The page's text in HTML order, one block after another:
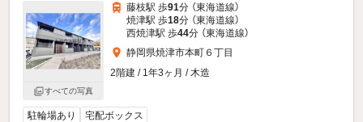
すべての写真
藤枝駅 歩91分 （東海道線）
焼津駅 歩18分 （東海道線）
西焼津駅 歩44分 （東海道線）
静岡県焼津市本町６丁目
2階建 / 1年3ヶ月 / 木造
駐輪場あり 宅配ボックス